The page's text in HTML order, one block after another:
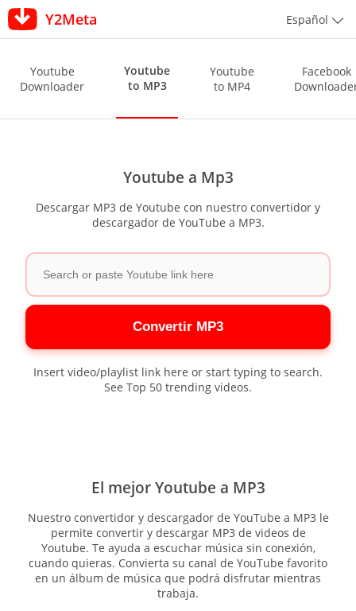
Y2Meta Español
Youtube
Downloader
Youtube
to MP3
Youtube
to MP4
Facebook
Youtube a Mp3
Descargar MP3 de Youtube con nuestro convertidor y
descargador de YouTube a MP3.
Convertir MP3
Insert video/playlist link here or start typing to search.
See Top 50 trending videos.
El mejor Youtube a MP3
Nuestro convertidor y descargador de YouTube a MP3 le
permite convertir y descargar MP3 de videos de
Youtube. Te ayuda a escuchar música sin conexión,
cuando quieras. Convierta su canal de YouTube favorito
en un álbum de música que podrá disfrutar mientras
trabaja.